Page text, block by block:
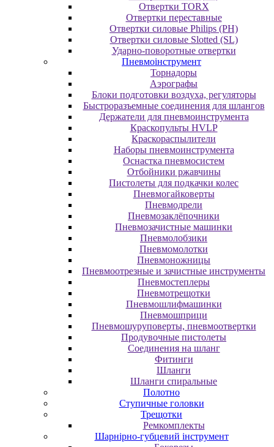
Отвертки TORX
Отвертки переставные
Отвертки силовые Philips (PH)
Отвертки силовые Slotted (SL)
Ударно-поворотные отвертки
Пневмоінструмент
Topнaдopы
Аэрографы
Блоки подготовки воздуха, регуляторы
Быстроразъемные соединения для шлангов
Держатели для пневмоинструмента
Краскопульты HVLP
Краскораспылители
Наборы пневмоинструмента
Оснастка пневмосистем
Отбойники ржавчины
Пистолеты для подкачки колес
Пневмогайковерты
Пневмодрели
Пневмозаклёпочники
Пневмозачистные машинки
Пневмолобзики
Пневмомолотки
Пневмоножницы
Пневмоотрезные и зачистные инструменты
Пневмостеплеры
Пневмотрещотки
Пневмошлифмашинки
Пневмошприци
Пневмошуруповерты, пневмоотвертки
Продувочные пистолеты
Соединения на шланг
Фитинги
Шланги
Шланги спиральные
Полотно
Ступичные головки
Трещотки
Ремкомплекты
Шарнірно-губцевий інструмент